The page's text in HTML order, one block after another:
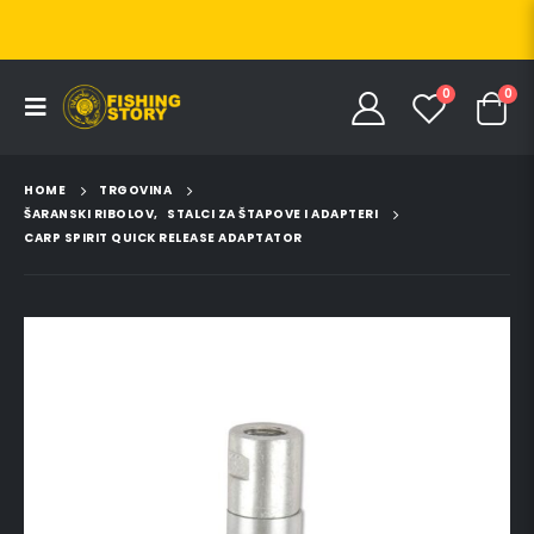
0 0
HOME
TRGOVINA
ŠARANSKI RIBOLOV, STALCI ZA ŠTAPOVE I ADAPTERI
CARP SPIRIT QUICK RELEASE ADAPTATOR